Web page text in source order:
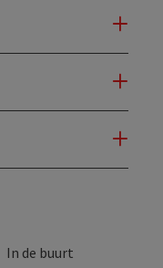
In de buurt